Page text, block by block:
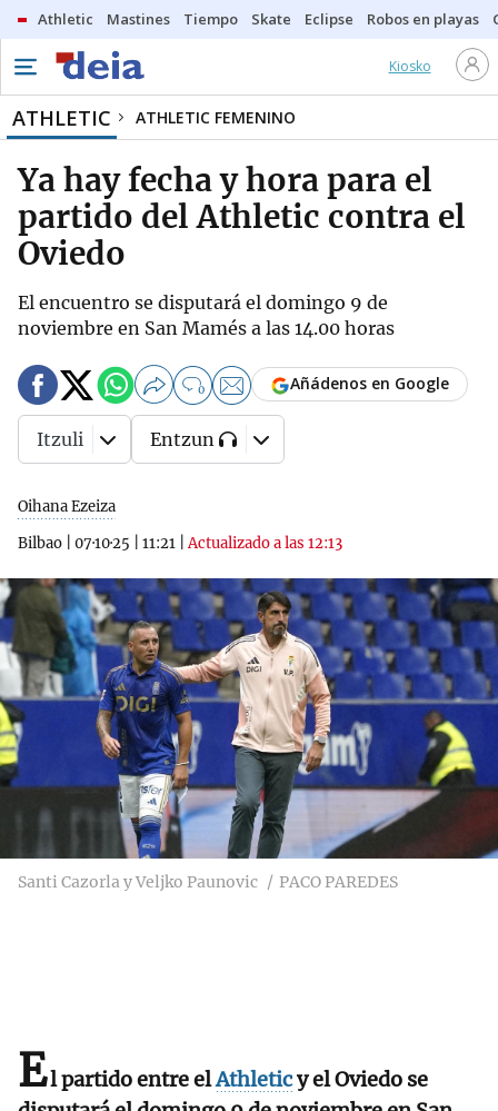
Athletic Mastines Tiempo Skate Eclipse Robos en playas
Kiosko
ATHLETIC ATHLETIC FEMENINO
Ya hay fecha y hora para el
partido del Athletic contra el
Oviedo
El encuentro se disputará el domingo 9 de
noviembre en San Mamés a las 14.00 horas
Oihana Ezeiza
Bilbao
07·10·25 11:21 |Actualizado a las 12:13
0 Añádenos en Google
Itzuli Entzun
Santi Cazorla y Veljko Paunovic PACO PAREDES
El partido entre elAthleticy el Oviedo se